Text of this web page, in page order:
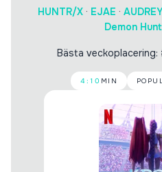
HUNTR/X · EJAE ·
Demon
Bästa veckoplacering:
4:10 MIN